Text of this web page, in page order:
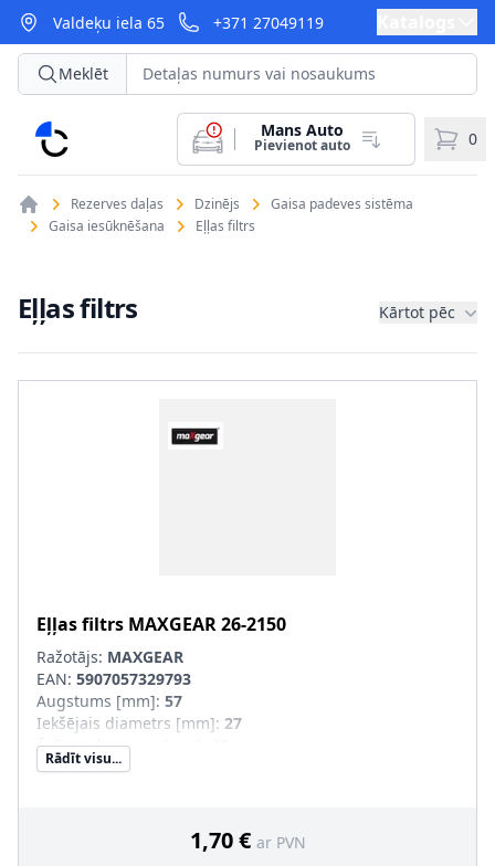
Valdeķu iela 65 +371 27049119
CarParts
Meklēt
Mans Auto
Pievienot auto 0
Rezerves daļas Dzinējs
Gaisa padeves sistēma
Gaisa iesūknēšana
Eļļas filtrs
Eļļas filtrs Kārtot pēc
Eļļas filtrs MAXGEAR26-2150
Ražotājs: MAXGEAR
EAN: 5907057329793
Augstums [mm]: 57
Iekšējais diametrs [mm]: 27
Ārējais diametrs [mm]
Filtra izpildījums
Rādīt visu...
1,70 € ar PVN